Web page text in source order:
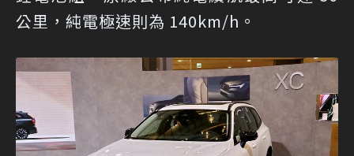
公里，純電極速則為 140km/h。